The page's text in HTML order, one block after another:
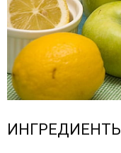
ИНГРЕДИЕНТЫ